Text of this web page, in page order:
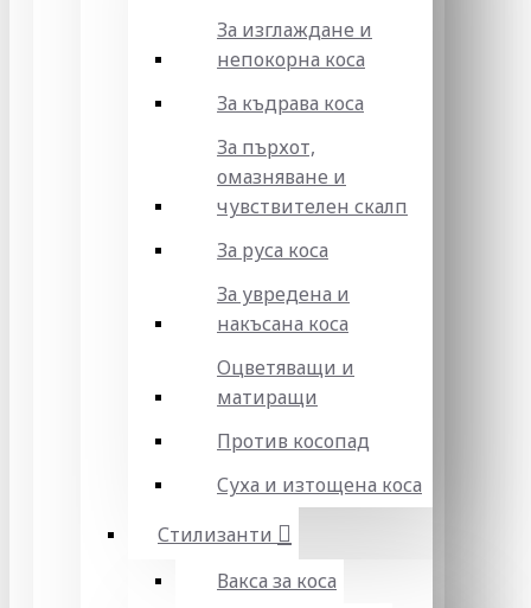
За изглаждане и
непокорна коса
За къдрава коса
За пърхот,
омазняване и
чувствителен скалп
За руса коса
За увредена и
накъсана коса
Оцветяващи и
матиращи
Против косопад
Суха и изтощена коса
Стилизанти
Вакса за коса